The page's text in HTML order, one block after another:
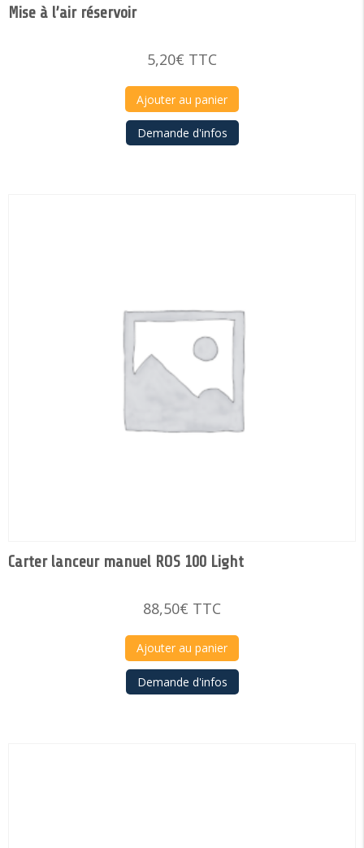
Mise à l’air réservoir
5,20€ TTC
Ajouter au panier
Demande d'infos
Carter lanceur manuel ROS 100 Light
88,50€ TTC
Ajouter au panier
Demande d'infos